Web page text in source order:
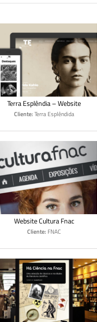
Terra Esplêndia – Website
Cliente: Terra Esplêndida
Website Cultura Fnac
Cliente: FNAC